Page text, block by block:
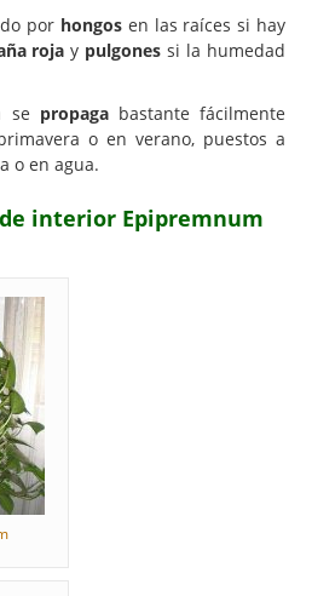
por hongosen las raíces si hay
roja y pulgones si la humedad
se propagabastante fácilmente
o en verano, puestos a
o en agua.
interior Epipremnum